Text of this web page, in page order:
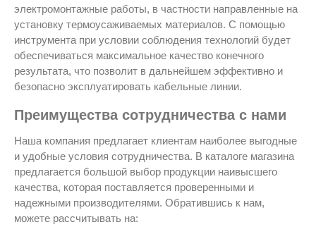
электромонтажные работы, в частности направленные на
установку термоусаживаемых материалов. С помощью
инструмента при условии соблюдения технологий будет
обеспечиваться максимальное качество конечного
результата, что позволит в дальнейшем эффективно и
безопасно эксплуатировать кабельные линии.
Преимущества сотрудничества с нами
Наша компания предлагает клиентам наиболее выгодные
и удобные условия сотрудничества. В каталоге магазина
предлагается большой выбор продукции наивысшего
качества, которая поставляется проверенными и
надежными производителями. Обратившись к нам,
можете рассчитывать на: